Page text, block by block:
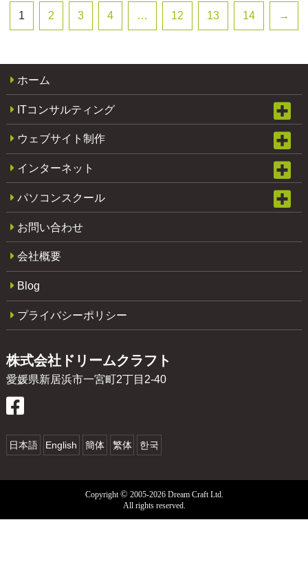
1 2 3 4 … 12 13 14 →
ホーム
ITコンサルティング
ウェブサイト制作
インターネット
パソコンスクール
お問い合わせ
会社概要
Blog
プライバシーポリシー
株式会社ドリームクラフト
愛媛県新居浜市一宮町2丁目2-40
日本語 English 簡体 繁体 한국
Copyright© 2005-2026 Dream Craft Ltd.
All rights reserved.